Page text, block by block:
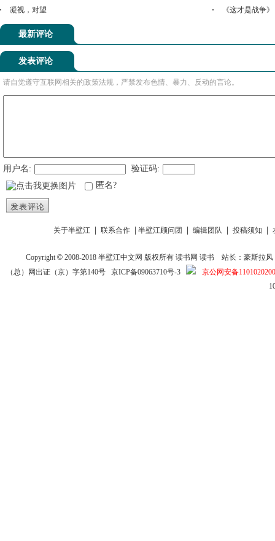
凝视，对望
《这才是战争
最新评论
发表评论
请自觉遵守互联网相关的政策法规，严禁发布色情、暴力、反动的言论。
用户名:
验证码:
匿名?
发表评论
关于半壁江 联系合作 半壁江顾问团 编辑团队 投稿须知
Copyright © 2008-2018半壁江中文网 版权所有读书网 读书
站长：豪斯拉风
（总）网出证（京）字第140号 京ICP备09063710号-3
京公网安备